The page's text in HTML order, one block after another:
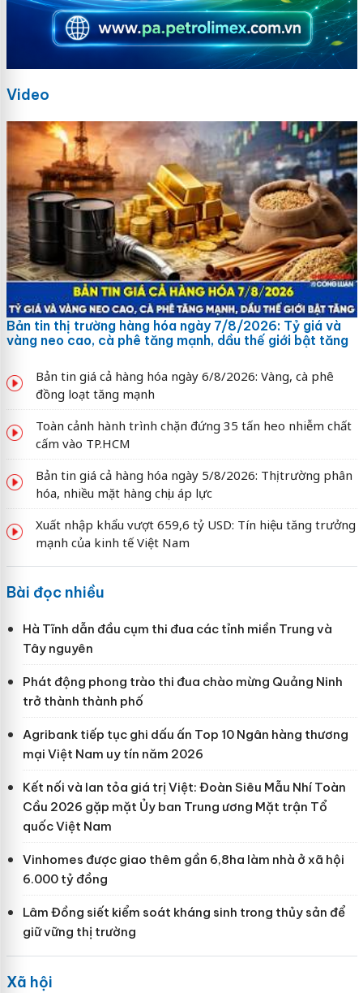
Video
Bản tin thị trường hàng hóa ngày 7/8/2026: Tỷ giá và
vàng neo cao, cà phê tăng mạnh, dầu thế giới bật tăng
Bản tin giá cả hàng hóa ngày 6/8/2026: Vàng, cà phê
đồng loạt tăng mạnh
Toàn cảnh hành trình chặn đứng 35 tấn heo nhiễm chất
cấm vào TP.HCM
Bản tin giá cả hàng hóa ngày 5/8/2026: Thị trường phân
hóa, nhiều mặt hàng chịu áp lực
Xuất nhập khẩu vượt 659,6 tỷ USD: Tín hiệu tăng trưởng
mạnh của kinh tế Việt Nam
Bài đọc nhiều
Hà Tĩnh dẫn đầu cụm thi đua các tỉnh miền Trung và
Tây nguyên
Phát động phong trào thi đua chào mừng Quảng Ninh
trở thành thành phố
Agribank tiếp tục ghi dấu ấn Top 10 Ngân hàng thương
mại Việt Nam uy tín năm 2026
Kết nối và lan tỏa giá trị Việt: Đoàn Siêu Mẫu Nhí Toàn
Cầu 2026 gặp mặt Ủy ban Trung ương Mặt trận Tổ
quốc Việt Nam
Vinhomes được giao thêm gần 6,8ha làm nhà ở xã hội
6.000 tỷ đồng
Lâm Đồng siết kiểm soát kháng sinh trong thủy sản để
giữ vững thị trường
Xã hội